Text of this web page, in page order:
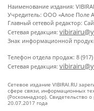
Наименование издания:
Учредитель: ООО «Алое Поле
Главный сетевой редактор:
Сетевая редакция:
Знак информационной
Телефон отдела продаж: 8
Сетевая редакция:
Сетевое издание VIBIRAI.RU
сфере связи, информационных
(Роскомнадзор). Свидетельство
20.07.2017 года